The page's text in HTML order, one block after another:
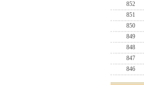
852
851
850
849
848
847
846